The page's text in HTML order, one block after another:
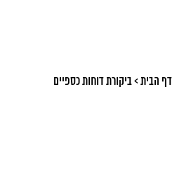
דף הבית>ביקורת דוחות כספיים